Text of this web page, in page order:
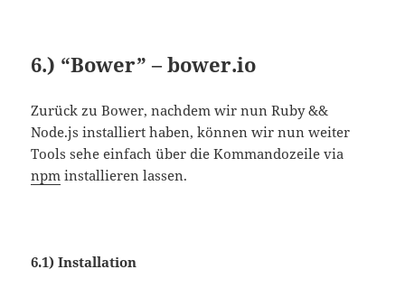
6.) “Bower” – bower.io
Zurück zu Bower, nachdem wir nun Ruby &&
Node.js installiert haben, können wir nun weiter
Tools sehe einfach über die Kommandozeile via
npm installieren lassen.
6.1) Installation